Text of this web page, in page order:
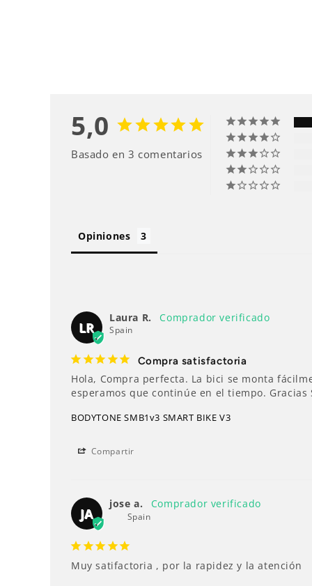
5,0
Basado en 3 comentarios
Opiniones
LR
Laura R.
Spain
Compra satisfactoria
Hola, Compra perfecta. La bici se monta
esperamos que continúe en el tiempo.
BODYTONE SMB1v3 SMART BIKE V3
Compartir
JA
jose a.
Spain
Muy satifactoria , por la rapidez y la atención